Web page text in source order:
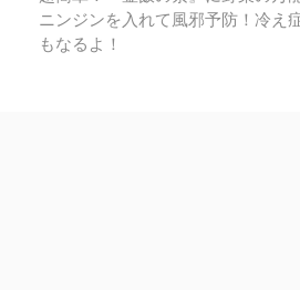
ニンジンを入れて風邪予防！冷え
もなるよ！